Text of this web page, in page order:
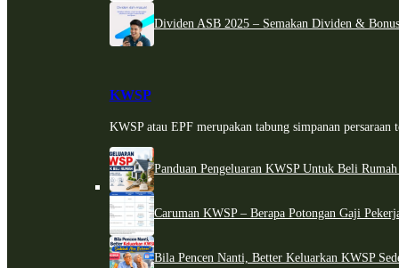
Dividen ASB 2025 – Semakan Dividen &
KWSP
KWSP atau EPF merupakan tabung simpanan persaraan
Panduan Pengeluaran KWSP Untuk Beli
Caruman KWSP – Berapa Potongan Gaji
Bila Pencen Nanti, Better Keluarkan KWSP